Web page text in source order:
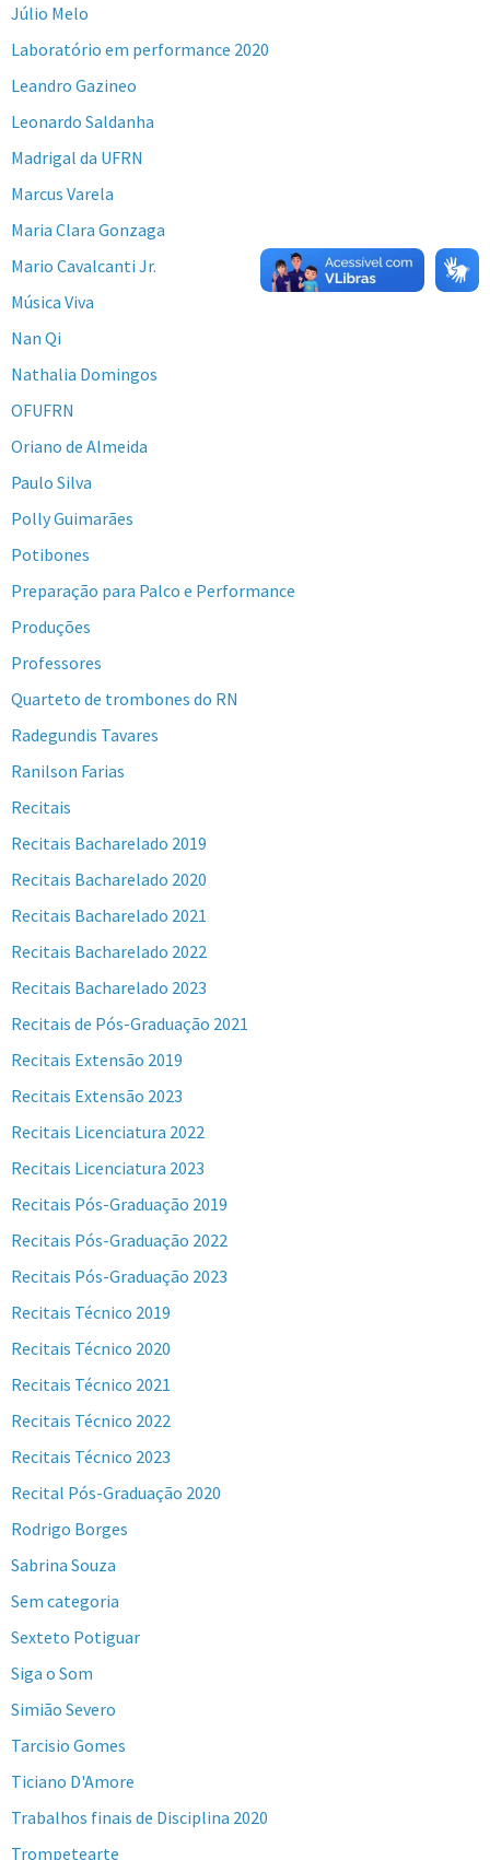
Júlio Melo
Laboratório em performance 2020
Leandro Gazineo
Leonardo Saldanha
Madrigal da UFRN
Marcus Varela
Maria Clara Gonzaga
Mario Cavalcanti Jr.
Música Viva
Nan Qi
Nathalia Domingos
OFUFRN
Oriano de Almeida
Paulo Silva
Polly Guimarães
Potibones
Preparação para Palco e Performance
Produções
Professores
Quarteto de trombones do RN
Radegundis Tavares
Ranilson Farias
Recitais
Recitais Bacharelado 2019
Recitais Bacharelado 2020
Recitais Bacharelado 2021
Recitais Bacharelado 2022
Recitais Bacharelado 2023
Recitais de Pós-Graduação 2021
Recitais Extensão 2019
Recitais Extensão 2023
Recitais Licenciatura 2022
Recitais Licenciatura 2023
Recitais Pós-Graduação 2019
Recitais Pós-Graduação 2022
Recitais Pós-Graduação 2023
Recitais Técnico 2019
Recitais Técnico 2020
Recitais Técnico 2021
Recitais Técnico 2022
Recitais Técnico 2023
Recital Pós-Graduação 2020
Rodrigo Borges
Sabrina Souza
Sem categoria
Sexteto Potiguar
Siga o Som
Simião Severo
Tarcisio Gomes
Ticiano D'Amore
Trabalhos finais de Disciplina 2020
Trompetearte